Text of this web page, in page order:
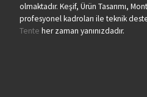
olmaktadır. Keşif, Ürün Tasarımı,
profesyonel kadroları ile teknik
Tente her zaman yanınızdadır.